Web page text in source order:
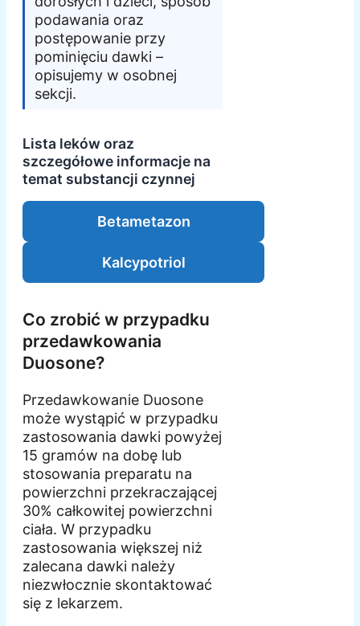
podawania oraz
postępowanie przy
pominięciu dawki –
opisujemy w osobnej
sekcji.
Lista leków oraz
szczegółowe informacje na
temat substancji czynnej
Betametazon
Kalcypotriol
Co zrobić w przypadku
przedawkowania
Duosone?
Przedawkowanie Duosone
może wystąpić w przypadku
zastosowania dawki powyżej
15 gramów na dobę lub
stosowania preparatu na
powierzchni przekraczającej
30% całkowitej powierzchni
ciała. W przypadku
zastosowania większej niż
zalecana dawki należy
niezwłocznie skontaktować
się z lekarzem.